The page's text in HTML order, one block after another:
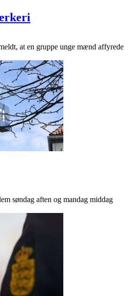
at en gruppe unge mænd affyrede
søndag aften og mandag middag